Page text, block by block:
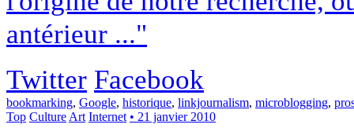
antérieur ..."
Twitter Facebook
bookmarking, Google, historique, linkjournalism, microblogging,
Top Culture Art Internet • 21 janvier 2010